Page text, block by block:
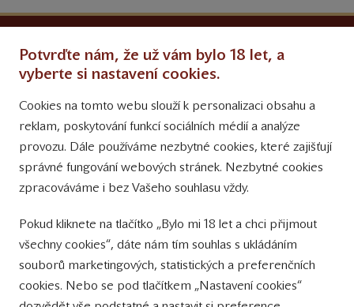
Obchodní podmínky
Přinášíme vám týdně
tipy na Facebooku
Sledujte nás
na Instagramu
Sledujte náš
YouTube kanál
Přihlášení k odběru novinek
Potvrďte nám, že už vám bylo 18 let, a
vyberte si nastavení cookies.
Cookies na tomto webu slouží k personalizaci obsahu a
reklam, poskytování funkcí sociálních médií a analýze
provozu. Dále používáme nezbytné cookies, které zajišťují
správné fungování webových stránek. Nezbytné cookies
zpracováváme i bez Vašeho souhlasu vždy.
Pokud kliknete na tlačítko „Bylo mi 18 let a chci přijmout
všechny cookies“, dáte nám tím souhlas s ukládáním
souborů marketingových, statistických a preferenčních
cookies. Nebo se pod tlačítkem „Nastavení cookies“